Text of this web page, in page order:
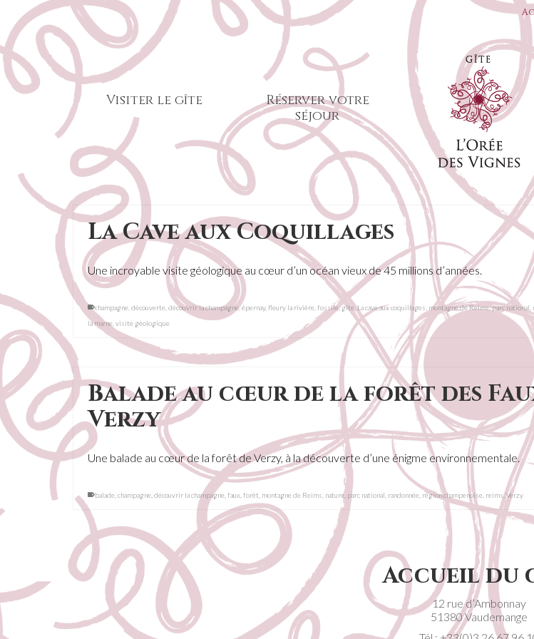
Visiter le gîte
Réserver votre
séjour
La Cave aux Coquillages
Une incroyable visite géologique au cœur d’un océan vieux de 45 millions d’années.
champagne découverte découvrir la champagne,épernay, fleury la rivière fossile,gîte,La cave aux coquillages montagne de Reims,parc national
la marne visite géologique
Balade au cœur de la forêt des
Verzy
Une balade au cœur de la forêt de Verzy, à la découverte d’une énigme environnementale.
balade champagne découvrir la champagne faux forêt montagne de Reims nature parc national randonnée région champenoise reims,Verzy
Accueil du
12 rue d’Ambonnay
51380 Vaudemange